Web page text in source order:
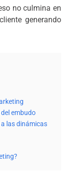
no culmina en
generando
embudo
las dinámicas